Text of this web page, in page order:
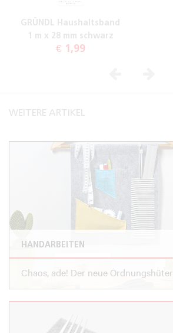
GRÜNDL Haushaltsband
1 m x 28 mm schwarz
€ 1,99
WEITERE ARTIKEL
HANDARBEITEN
Chaos, ade! Der neue Ordnungshüter